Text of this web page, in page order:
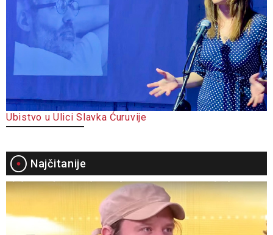
Ubistvo u Ulici Slavka Ćuruvije
Najčitanije